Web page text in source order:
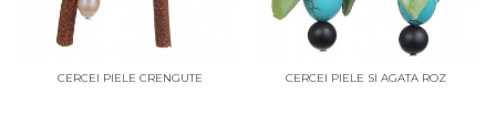
CERCEI PIELE CRENGUTE CERCEI PIELE SI AGATA ROZ